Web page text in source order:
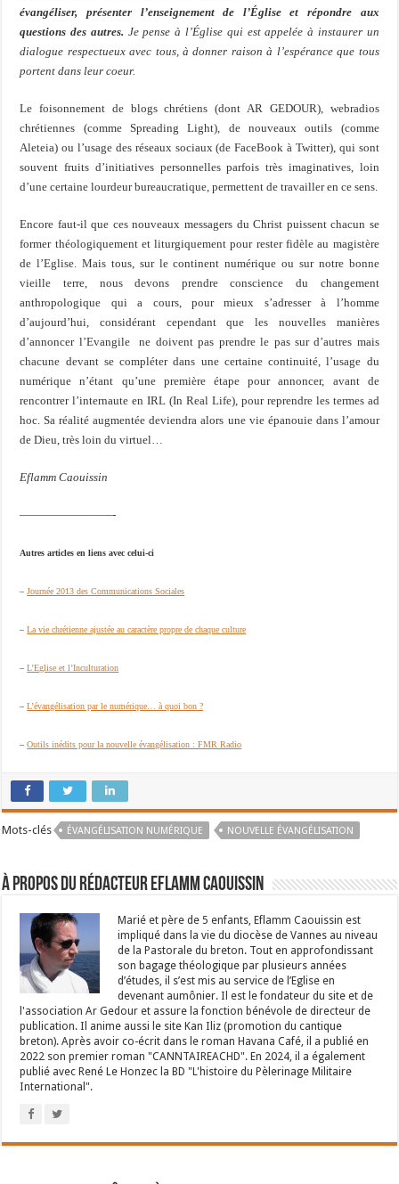
évangéliser, présenter l’enseignement de l’Église et répondre aux
questions des autres. Je pense à l’Église qui est appelée à instaurer un
dialogue respectueux avec tous, à donner raison à l’espérance que tous
portent dans leur coeur.
Le foisonnement de blogs chrétiens (dont AR GEDOUR), webradios
chrétiennes (comme Spreading Light), de nouveaux outils (comme
Aleteia) ou l’usage des réseaux sociaux (de FaceBook à Twitter), qui sont
souvent fruits d’initiatives personnelles parfois très imaginatives, loin
d’une certaine lourdeur bureaucratique, permettent de travailler en ce sens.
Encore faut-il que ces nouveaux messagers du Christ puissent chacun se
former théologiquement et liturgiquement pour rester fidèle au magistère
de l’Eglise. Mais tous, sur le continent numérique ou sur notre bonne
vieille terre, nous devons prendre conscience du changement
anthropologique qui a cours, pour mieux s’adresser à l’homme
d’aujourd’hui, considérant cependant que les nouvelles manières
d’annoncer l’Evangile ne doivent pas prendre le pas sur d’autres mais
chacune devant se compléterdans une certaine continuité, l’usage du
numérique n’étant qu’une première étape pour annoncer, avant de
rencontrer l’internaute en IRL (In Real Life), pour reprendre les termes ad
hoc. Sa réalité augmentée deviendra alors une vie épanouie dans l’amour
de Dieu, très loin du virtuel…
Eflamm Caouissin
————————-
Autres articles en liens avec celui-ci
–Journée 2013 des Communications Sociales
–La vie chrétienne ajustée au caractère propre de chaque culture
–L’Eglise et l’Inculturation
–L’évangélisation par le numérique… à quoi bon ?
–Outils inédits pour la nouvelle évangélisation : FMR Radio
Mots-clés ÉVANGÉLISATION NUMÉRIQUE NOUVELLE ÉVANGÉLISATION
À propos du rédacteur Eflamm Caouissin
Marié et père de 5 enfants, Eflamm Caouissin est
impliqué dans la vie du diocèse de Vannes au niveau
de la Pastorale du breton. Tout en approfondissant
son bagage théologique par plusieurs années
d’études, il s’est mis au service de l’Eglise en
devenant aumônier. Il est le fondateur du site et de
l'association Ar Gedour et assure la fonction bénévole de directeur de
publication. Il anime aussi le site Kan Iliz (promotion du cantique
breton). Après avoir co-écrit dans le roman Havana Café, il a publié en
2022 son premier roman "CANNTAIREACHD". En 2024, il a également
publié avec René Le Honzec la BD "L'histoire du Pèlerinage Militaire
International".